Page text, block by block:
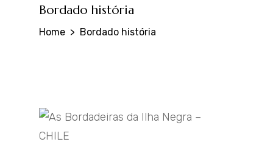
Bordado história
Home Bordado história